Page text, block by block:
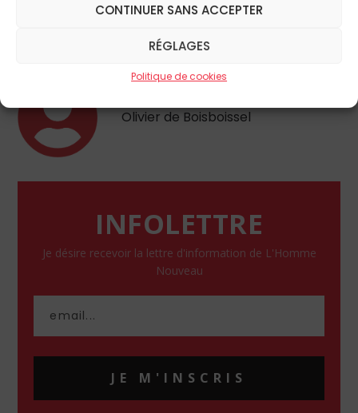
CONTINUER SANS ACCEPTER
RÉGLAGES
Politique de cookies
après sa mort, ne nous donneront pas un…
Olivier de Boisboissel
INFOLETTRE
Je désire recevoir la lettre d'information de L'Homme
Nouveau
JE M'INSCRIS